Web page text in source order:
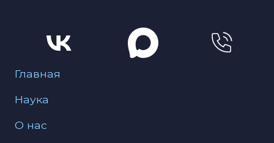
Меню для подвала
Главная
Наука
О нас